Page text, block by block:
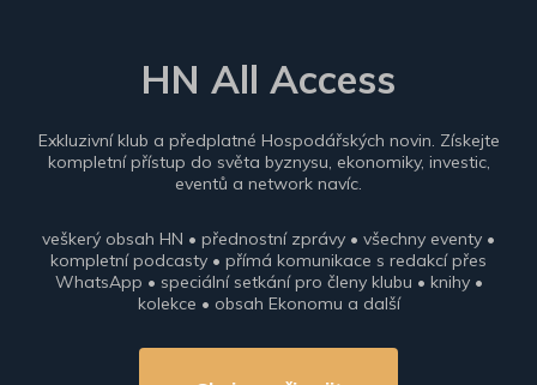
HN All Access
Exkluzivní klub a předplatné Hospodářských novin. Získejte
kompletní přístup do světa byznysu, ekonomiky, investic,
eventů a network navíc.
veškerý obsah HN • přednostní zprávy • všechny eventy •
kompletní podcasty • přímá komunikace s redakcí přes
WhatsApp • speciální setkání pro členy klubu • knihy •
kolekce • obsah Ekonomu a další